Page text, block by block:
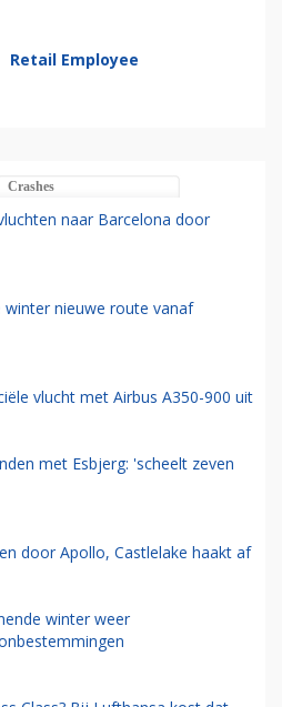
Retail Employee
Crashes
naar Barcelona door
nieuwe route vanaf
vlucht met Airbus A350-900 uit
met Esbjerg: 'scheelt zeven
door Apollo, Castlelake haakt af
winter weer